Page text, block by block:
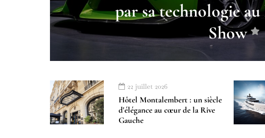
par sa technologie
Show
22 juillet 2026
Hôtel Montalembert : un siècle
d'élégance au cœur de la Rive
Gauche